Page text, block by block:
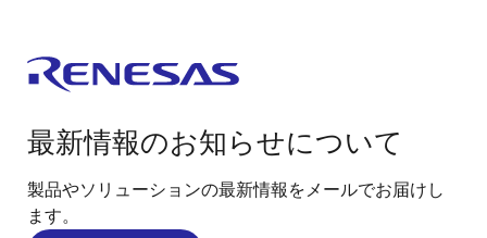
最新情報のお知らせについて
製品やソリューションの最新情報をメールでお届けし
ます。